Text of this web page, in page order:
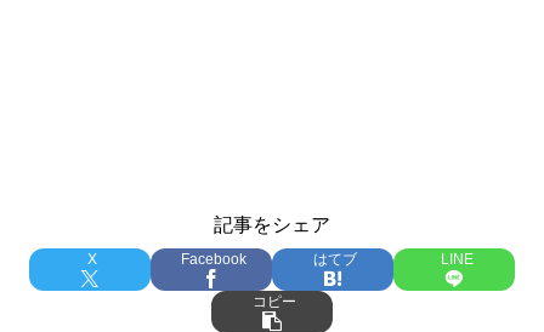
記事をシェア
X Facebook はてブ LINE
コピー